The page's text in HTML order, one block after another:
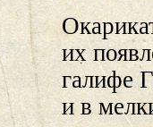
их
галифе
и в